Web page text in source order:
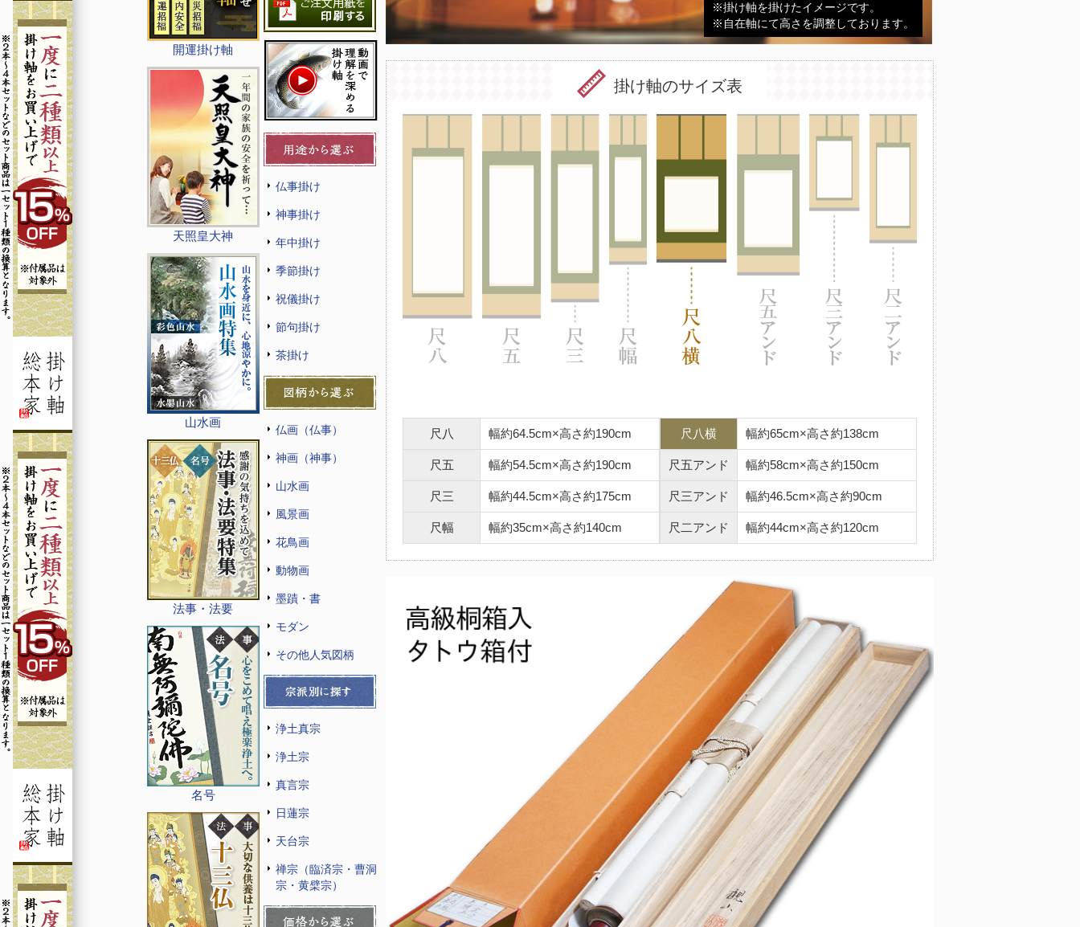
開運掛け軸
天照皇大神
山水画
法事・法要
名号
仏事掛け
神事掛け
年中掛け
季節掛け
祝儀掛け
節句掛け
茶掛け
仏画（仏事）
神画（神事）
山水画
風景画
花鳥画
動物画
墨蹟・書
モダン
その他人気図柄
浄土真宗
浄土宗
真言宗
日蓮宗
天台宗
禅宗（臨済宗・曹洞
宗・黄檗宗）
※掛け軸を掛けたイメージです。
※自在軸にて高さを調整しております。
掛け軸のサイズ表
尺八 幅約64.5cm×高さ約190cm
尺五 幅約54.5cm×高さ約190cm
尺三 幅約44.5cm×高さ約175cm
尺幅 幅約35cm×高さ約140cm
尺八横 幅約65cm×高さ約138cm
尺五アンド 幅約58cm×高さ約150cm
尺三アンド 幅約46.5cm×高さ約90cm
尺二アンド 幅約44cm×高さ約120cm